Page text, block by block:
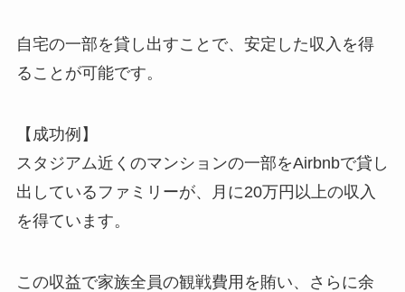
自宅の一部を貸し出すことで、安定した収入を得
ることが可能です。
【成功例】
スタジアム近くのマンションの一部をAirbnbで貸し
出しているファミリーが、月に20万円以上の収入
を得ています。
この収益で家族全員の観戦費用を賄い、さらに余